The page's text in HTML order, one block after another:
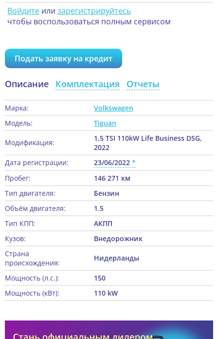
Войдите или зарегистрируйтесь
чтобы воспользоваться полным сервисом
Подать заявку на кредит
Описание Комплектация Отчеты
Марка:
Volkswagen
Модель:
Tiguan
Модификация:
1.5 TSI 110kW Life Business DSG,
2022
Дата регистрации:
23/06/2022
Пробег:
146 271 км
Тип двигателя:
Бензин
Объём двигателя:
1.5
Тип КПП:
АКПП
Кузов:
Внедорожник
Страна
происхождения:
Нидерланды
Мощность (л.с.):
150
Мощность (кВт):
110 kW